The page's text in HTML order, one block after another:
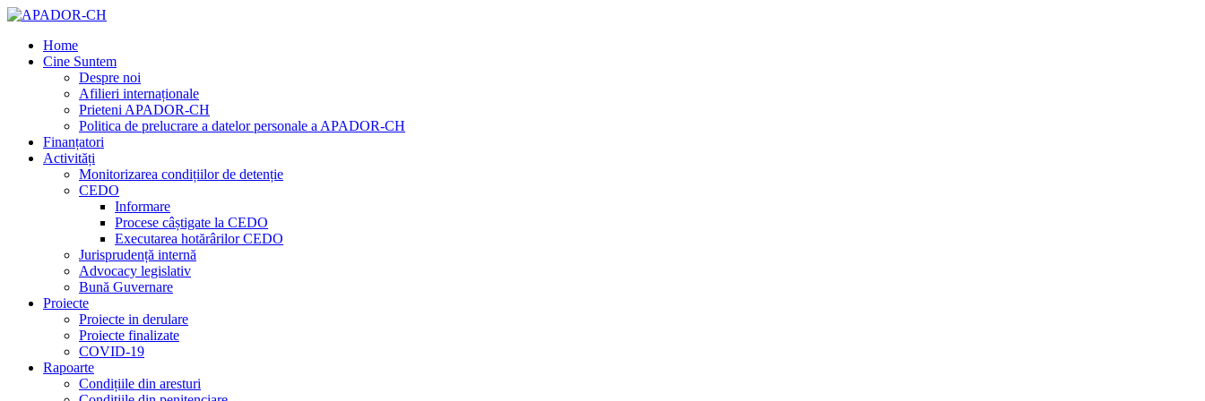
Home
Cine Suntem
Despre noi
Afilieri internaționale
Prieteni APADOR-CH
Politica de prelucrare a datelor personale a APADOR-CH
Finanțatori
Activități
Monitorizarea condițiilor de detenție
CEDO
Informare
Procese câștigate la CEDO
Executarea hotărârilor CEDO
Jurisprudență internă
Advocacy legislativ
Bună Guvernare
Proiecte
Proiecte in derulare
Proiecte finalizate
COVID-19
Rapoarte
Condițiile din aresturi